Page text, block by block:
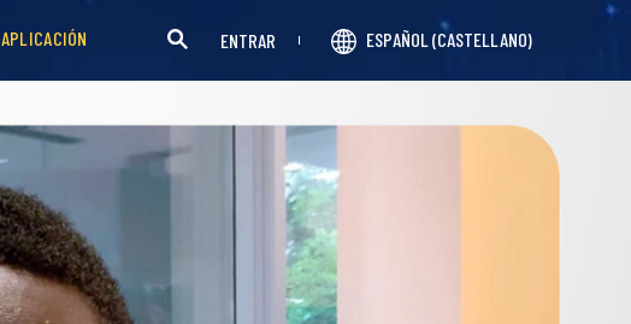
APLICACIÓN ENTRAR ESPAÑOL (CASTELLANO)